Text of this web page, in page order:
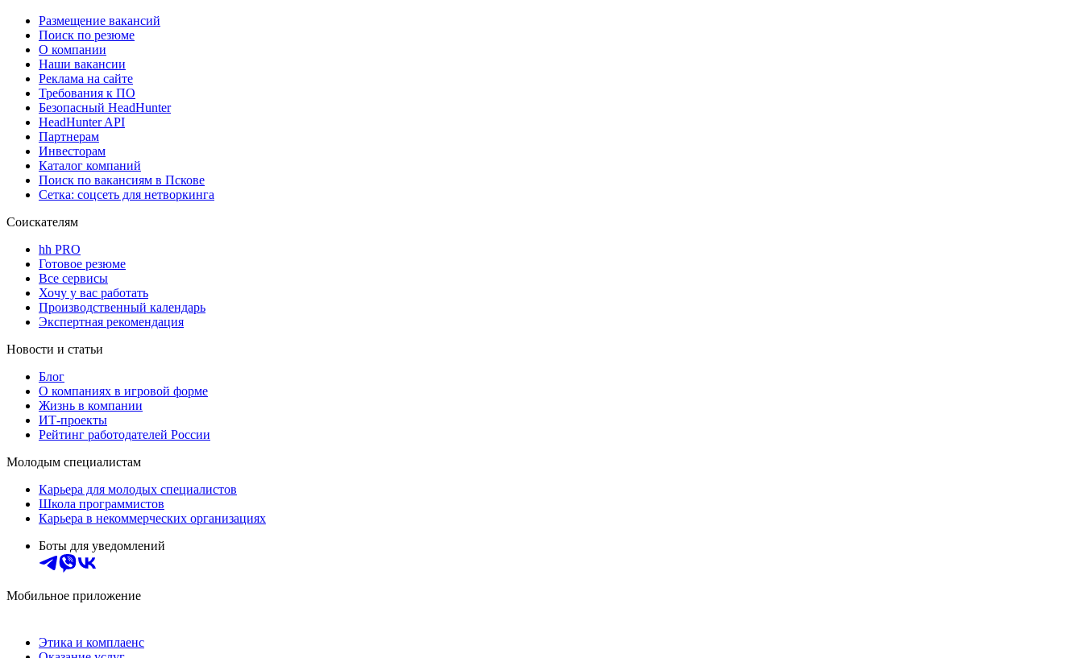
Размещение вакансий
Поиск по резюме
О компании
Наши вакансии
Реклама на сайте
Требования к ПО
Безопасный HeadHunter
HeadHunter API
Партнерам
Инвесторам
Каталог компаний
Поиск по вакансиям в Пскове
Сетка: соцсеть для нетворкинга
Соискателям
hh PRO
Готовое резюме
Все сервисы
Хочу у вас работать
Производственный календарь
Экспертная рекомендация
Новости и статьи
Блог
О компаниях в игровой форме
Жизнь в компании
ИТ-проекты
Рейтинг работодателей России
Молодым специалистам
Карьера для молодых специалистов
Школа программистов
Карьера в некоммерческих организациях
Боты для уведомлений
Мобильное приложение
Этика и комплаенс